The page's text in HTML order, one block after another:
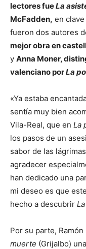
lectores fueLa
McFadden, en
fueron dos autores
mejor obra en
y Anna Moner,
valenciano porLa
«Ya estaba
sentía muy bien
Vila-Real, que en La
los pasos de un
sabor de las
agradecer
han dedicado una
mi deseo es que
hecho a descubrir
Por su parte,
muerte (Grijalbo)